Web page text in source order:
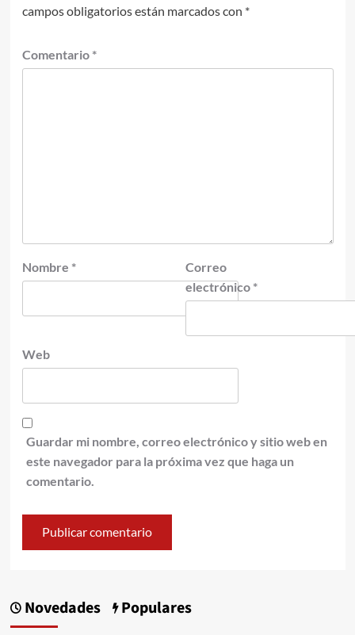
campos obligatorios están marcados con *
Comentario *
Nombre *
Correo
electrónico *
Web
Guardar mi nombre, correo electrónico y sitio web en
este navegador para la próxima vez que haga un
comentario.
Novedades Populares